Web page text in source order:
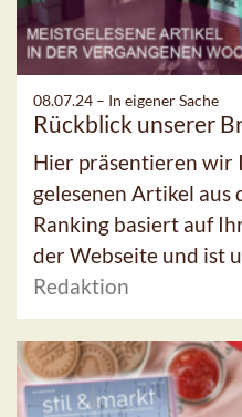
08.07.24 – In eigener Sache
Rückblick unserer
Hier präsentieren wir
gelesenen Artikel aus
Ranking basiert auf
der Webseite und ist
Redaktion